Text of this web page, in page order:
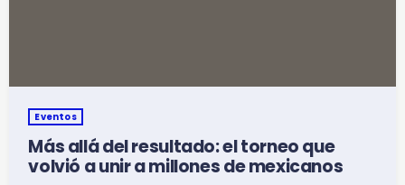
Eventos
Más allá del resultado: el torneo que
volvió a unir a millones de mexicanos